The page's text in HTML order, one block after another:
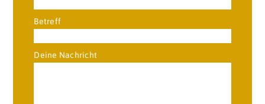
Betreff
Deine Nachricht